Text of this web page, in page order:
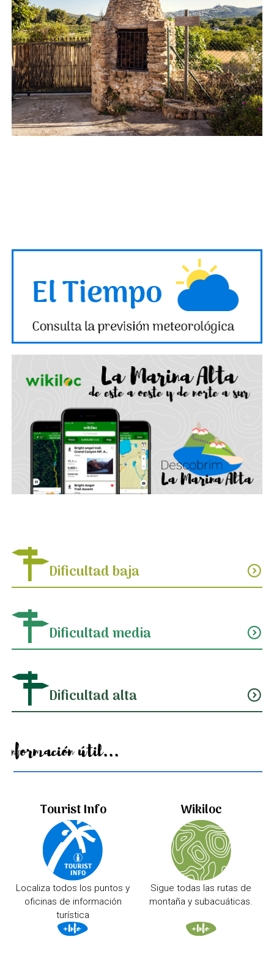
Dificultad baja expand_circle_down
Dificultad media expand_circle_down
Dificultad alta expand_circle_down
Información útil...
Tourist Info
Localiza todos los puntos y
oficinas de información
turística
Wikiloc
Sigue todas las rutas de
montaña y subacuáticas.